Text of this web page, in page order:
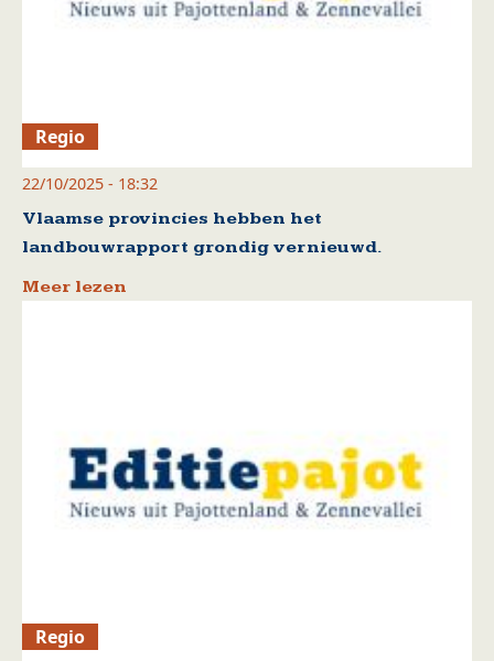
Regio
22/10/2025 - 18:32
Vlaamse provincies hebben het
landbouwrapport grondig vernieuwd.
Meer lezen
Regio